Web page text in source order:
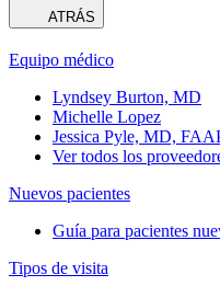
ATRÁS
Equipo médico
Lyndsey Burton, MD
Michelle Lopez
Jessica Pyle, MD,
Ver todos los
Nuevos pacientes
Guía para pacientes
Tipos de visita